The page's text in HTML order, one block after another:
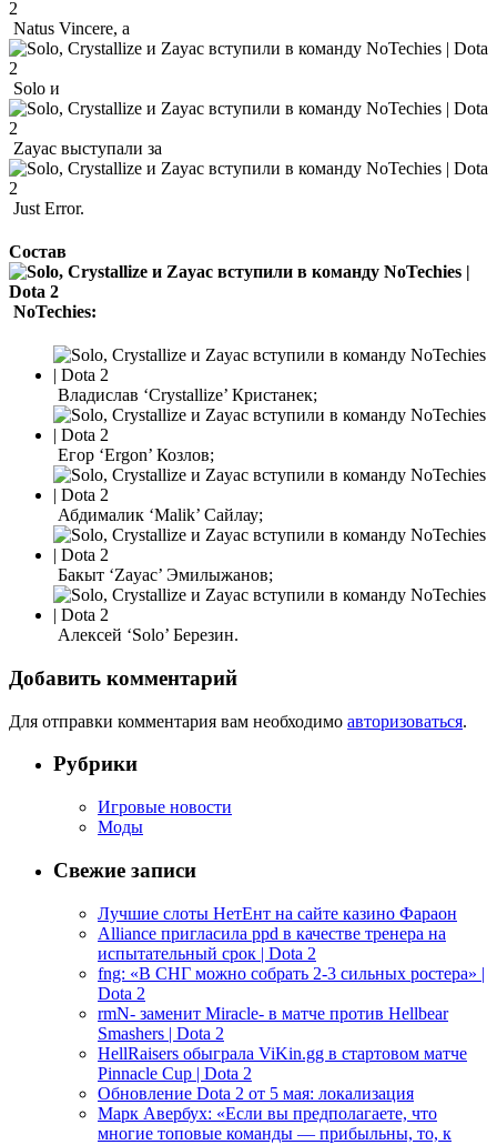
Natus Vincere, а
Solo и
Zayac выступали за
Just Error.
Состав
NoTechies:
Владислав ‘Crystallize’ Кристанек;
Егор ‘Ergon’ Козлов;
Абдималик ‘Malik’ Сайлау;
Бакыт ‘Zayac’ Эмилыжанов;
Алексей ‘Solo’ Березин.
Добавить комментарий
Для отправки комментария вам необходимо авторизоваться.
Рубрики
Игровые новости
Моды
Свежие записи
Лучшие слоты НетЕнт на сайте казино Фараон
Alliance пригласила ppd в качестве тренера на
испытательный срок | Dota 2
fng: «В СНГ можно собрать 2-3 сильных ростера» |
Dota 2
rmN- заменит Miracle- в матче против Hellbear
Smashers | Dota 2
HellRaisers обыграла ViKin.gg в стартовом матче
Pinnacle Cup | Dota 2
Обновление Dota 2 от 5 мая: локализация
Марк Авербух: «Если вы предполагаете, что
многие топовые команды — прибыльны, то, к